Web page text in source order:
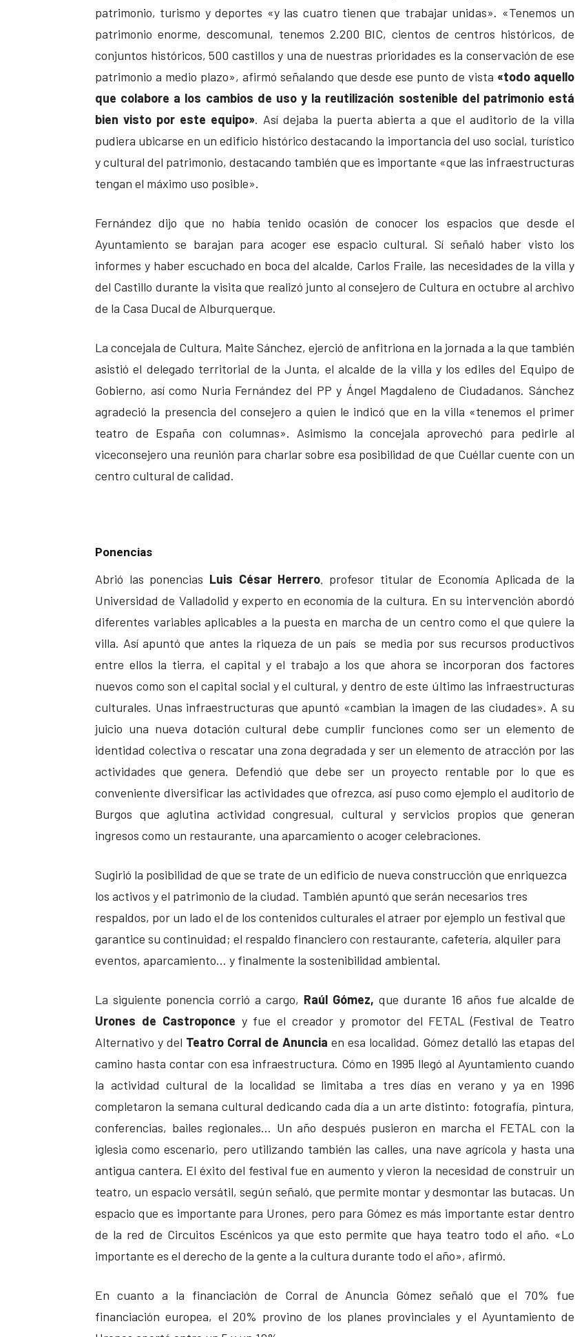
patrimonio, turismo y deportes «y las cuatro tienen que trabajar unidas». «Tenemos un
patrimonio enorme, descomunal, tenemos 2.200 BIC, cientos de centros históricos, de
conjuntos históricos, 500 castillos y una de nuestras prioridades es la conservación de ese
patrimonio a medio plazo», afirmó señalando que desde ese punto de vista «todo aquello
que colabore a los cambios de uso y la reutilización sostenible del patrimonio está
bien visto por este equipo». Así dejaba la puerta abierta a que el auditorio de la villa
pudiera ubicarse en un edificio histórico destacando la importancia del uso social, turístico
y cultural del patrimonio, destacando también que es importante «que las infraestructuras
tengan el máximo uso posible».
Fernández dijo que no había tenido ocasión de conocer los espacios que desde el
Ayuntamiento se barajan para acoger ese espacio cultural. Sí señaló haber visto los
informes y haber escuchado en boca del alcalde, Carlos Fraile, las necesidades de la villa y
del Castillo durante la visita que realizó junto al consejero de Cultura en octubre al archivo
de la Casa Ducal de Alburquerque.
La concejala de Cultura, Maite Sánchez, ejerció de anfitriona en la jornada a la que también
asistió el delegado territorial de la Junta, el alcalde de la villa y los ediles del Equipo de
Gobierno, así como Nuria Fernández del PP y Ángel Magdaleno de Ciudadanos. Sánchez
agradeció la presencia del consejero a quien le indicó que en la villa «tenemos el primer
teatro de España con columnas». Asimismo la concejala aprovechó para pedirle al
viceconsejero una reunión para charlar sobre esa posibilidad de que Cuéllar cuente con un
centro cultural de calidad.
Ponencias
Abrió las ponencias Luis César Herrero, profesor titular de Economía Aplicada de la
Universidad de Valladolid y experto en economía de la cultura. En su intervención abordó
diferentes variables aplicables a la puesta en marcha de un centro como el que quiere la
villa. Así apuntó que antes la riqueza de un país se media por sus recursos productivos
entre ellos la tierra, el capital y el trabajo a los que ahora se incorporan dos factores
nuevos como son el capital social y el cultural, y dentro de este último las infraestructuras
culturales. Unas infraestructuras que apuntó «cambian la imagen de las ciudades». A su
juicio una nueva dotación cultural debe cumplir funciones como ser un elemento de
identidad colectiva o rescatar una zona degradada y ser un elemento de atracción por las
actividades que genera. Defendió que debe ser un proyecto rentable por lo que es
conveniente diversificar las actividades que ofrezca, así puso como ejemplo el auditorio de
Burgos que aglutina actividad congresual, cultural y servicios propios que generan
ingresos como un restaurante, una aparcamiento o acoger celebraciones.
Sugirió la posibilidad de que se trate de un edificio de nueva construcción que enriquezca
los activos y el patrimonio de la ciudad. También apuntó que serán necesarios tres
respaldos, por un lado el de los contenidos culturales el atraer por ejemplo un festival que
garantice su continuidad; el respaldo financiero con restaurante, cafetería, alquiler para
eventos, aparcamiento… y finalmente la sostenibilidad ambiental.
La siguiente ponencia corrió a cargo, Raúl Gómez, que durante 16 años fue alcalde de
Urones de Castroponce y fue el creador y promotor del FETAL (Festival de Teatro
Alternativo y del Teatro Corral de Anuncia en esa localidad. Gómez detalló las etapas del
camino hasta contar con esa infraestructura. Cómo en 1995 llegó al Ayuntamiento cuando
la actividad cultural de la localidad se limitaba a tres días en verano y ya en 1996
completaron la semana cultural dedicando cada día a un arte distinto: fotografía, pintura,
conferencias, bailes regionales… Un año después pusieron en marcha el FETAL con la
iglesia como escenario, pero utilizando también las calles, una nave agrícola y hasta una
antigua cantera. El éxito del festival fue en aumento y vieron la necesidad de construir un
teatro, un espacio versátil, según señaló, que permite montar y desmontar las butacas. Un
espacio que es importante para Urones, pero para Gómez es más importante estar dentro
de la red de Circuitos Escénicos ya que esto permite que haya teatro todo el año. «Lo
importante es el derecho de la gente a la cultura durante todo el año», afirmó.
En cuanto a la financiación de Corral de Anuncia Gómez señaló que el 70% fue
financiación europea, el 20% provino de los planes provinciales y el Ayuntamiento de